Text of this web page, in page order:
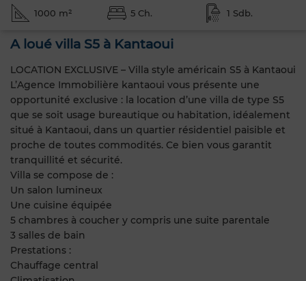
1000 m² 5 Ch. 1 Sdb.
A loué villa S5 à Kantaoui
LOCATION EXCLUSIVE – Villa style américain S5 à Kantaoui
L’Agence Immobilière kantaoui vous présente une
opportunité exclusive : la location d’une villa de type S5
que se soit usage bureautique ou habitation, idéalement
situé à Kantaoui, dans un quartier résidentiel paisible et
proche de toutes commodités. Ce bien vous garantit
tranquillité et sécurité.
Villa se compose de :
Un salon lumineux
Une cuisine équipée
5 chambres à coucher y compris une suite parentale
3 salles de bain
Prestations :
Chauffage central